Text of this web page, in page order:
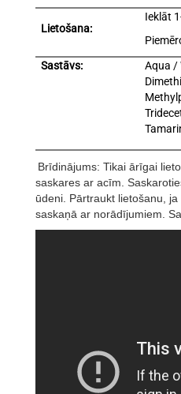
Lietošana:
Ieklāt
Sastāvs:
Aqua /
Brīdinājums: Tikai ārīgai
saskares ar acīm.
ūdeni. Pārtraukt lietošanu,
saskaņā ar norādījumiem.